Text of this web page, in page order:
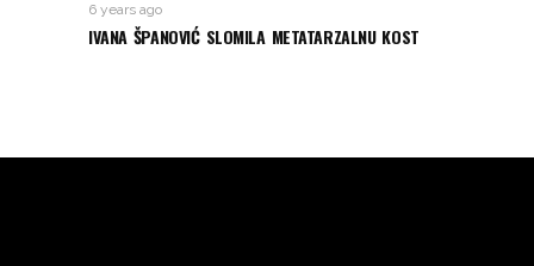
6 years ago
IVANA ŠPANOVIĆ SLOMILA METATARZALNU KOST